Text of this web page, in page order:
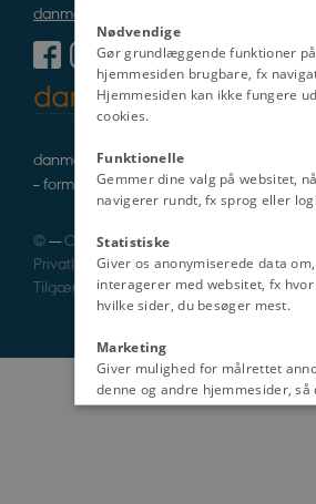
danmarkshistorien@cas.au.dk
danmarkshistorie i tekst, lyd og billede
– formidlet af fagfolk
©—Cookies
Privatlivspolitik
Tilgængelighedserklæring
Nødvendige
Gør grundlæggende funktioner på
hjemmesiden brugbare, fx
Hjemmesiden kan ikke fungere
cookies.
Funktionelle
Gemmer dine valg på websitet,
navigerer rundt, fx sprog eller
Statistiske
Giver os anonymiserede data
interagerer med websitet, fx
hvilke sider, du besøger mest.
Marketing
Giver mulighed for målrettet
denne og andre hjemmesider, så
det indhold, der er mest relevant